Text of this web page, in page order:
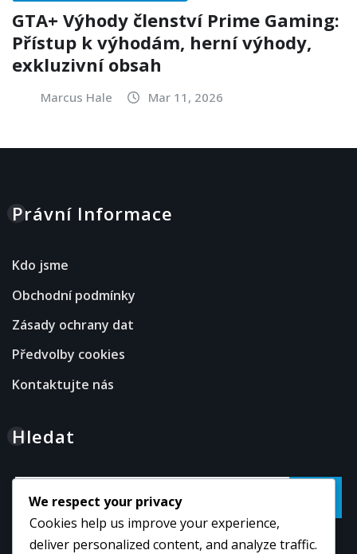
GTA+ Výhody členství Prime Gaming:
Přístup k výhodám, herní výhody,
exkluzivní obsah
Marcus Hale Mar 11, 2026
Právní Informace
Kdo jsme
Obchodní podmínky
Zásady ochrany dat
Předvolby cookies
Kontaktujte nás
Hledat
We respect your privacy
Cookies help us improve your experience,
deliver personalized content, and analyze traffic.